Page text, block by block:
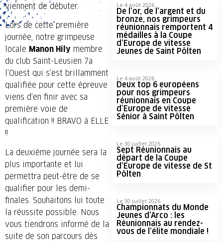
viennent de débuter.
Lors de cette première
journée, notre grimpeuse
locale Manon Hily membre
du club Saint-Leusien 7a
l’Ouest qui s’est brillamment
qualifiée pour cette épreuve
viens d’en finir avec sa
première voie de
qualification !! BRAVO à ELLE
!!
La deuxième journée sera la
plus importante et lui
permettra peut-être de se
qualifier pour les demi-
finales. Souhaitons lui toute
la réussite possible. Nous
vous tiendrons informé de la
suite de son parcours dès
Le 4 août 2026
De l’or, de l’argent et du
bronze, nos grimpeurs
réunionnais remportent 4
médailles à la Coupe
d’Europe de vitesse
Jeunes de Saint Pölten
Le 4 août 2026
Deux top 6 européens
pour nos grimpeurs
réunionnais en Coupe
d’Europe de vitesse
Sénior à Saint Pölten
Le 30 juillet 2026
Sept Réunionnais au
départ de la Coupe
d’Europe de vitesse de St
Pölten
Le 30 juillet 2026
Championnats du Monde
Jeunes d’Arco : les
Réunionnais au rendez-
vous de l’élite mondiale !